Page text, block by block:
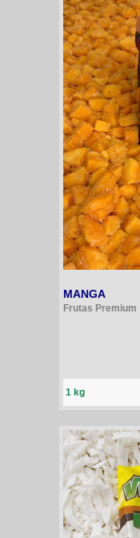
MANGA
Frutas Premium
1 kg